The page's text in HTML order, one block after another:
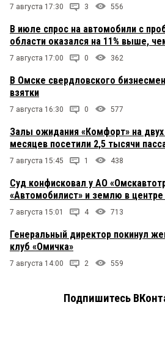
7 августа 17:30 3 556
В июле спрос на автомобили с
области оказался на 11% выше,
7 августа 17:00 0 362
В Омске свердловского
взятки
7 августа 16:30 0 577
Залы ожидания «Комфорт» на
месяцев посетили 2,5 тысячи
7 августа 15:45 1 438
Суд конфисковал у АО
«Автомобилист» и землю в центре
7 августа 15:01 4 713
Генеральный директор покинул
клуб «Омичка»
7 августа 14:00 2 559
Подпишитесь